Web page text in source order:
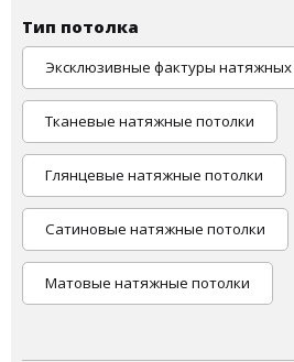
Тип потолка
Эксклюзивные фактуры натяжных
Тканевые натяжные потолки
Глянцевые натяжные потолки
Сатиновые натяжные потолки
Матовые натяжные потолки